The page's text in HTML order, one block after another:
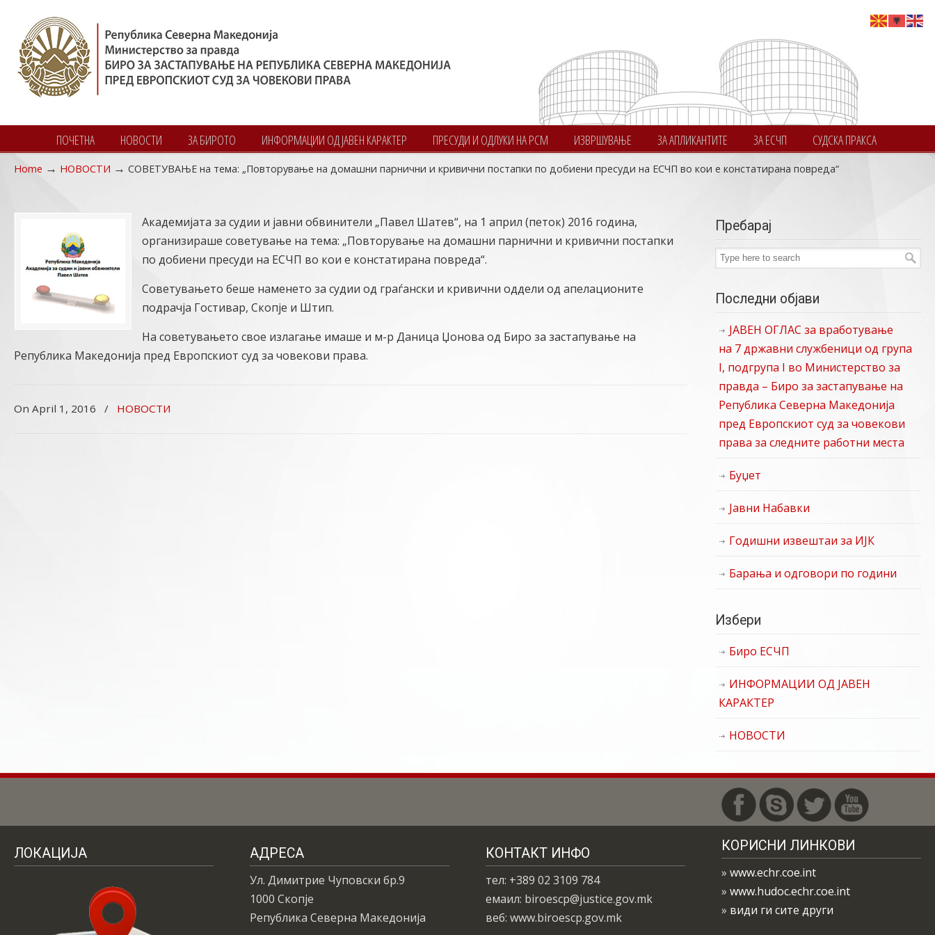
ПОЧЕТНА НОВОСТИ ЗА БИРОТО ИНФОРМАЦИИ ОД ЈАВЕН КАРАКТЕР ПРЕСУДИ И ОДЛУКИ НА РСМ ИЗВРШУВАЊЕ ЗА АПЛИКАНТИТЕ ЗА ЕСЧП СУДСКА ПРАКСА
Navigation
Home → НОВОСТИ → СОВЕТУВАЊЕ нa тeмa: „Пoвторување на домашни парнични и кривични постапки по добиени пресуди на ЕСЧП во кои е констатирана повреда“
Академијата за судии и јавни обвинители „Павел Шатев“, на 1 април (петок) 2016 година,
организираше советување на тема: „Повторување на домашни парнични и кривични постапки
по добиени пресуди на ЕСЧП во кои е констатирана повреда“.
Советувањето беше наменето за судии од граѓански и кривични оддели од апелационите
подрачја Гостивар, Скопје и Штип.
На советувањето свое излагање имаше и м-р Даница Џонова од Биро за застапување на
Република Македонија пред Европскиот суд за човекови права.
On April 1, 2016 / НОВОСТИ
Пребарај
Последни објави
ЈАВЕН ОГЛАС за вработување
на 7 државни службеници од група
I, подгрупа I во Министерство за
правда – Биро за застапување на
Република Северна Македонија
пред Европскиот суд за човекови
права за следните работни места
Буџет
Јавни Набавки
Годишни извештаи за ИЈК
Барања и одговори по години
Избери
Биро ЕСЧП
ИНФОРМАЦИИ ОД ЈАВЕН
КАРАКТЕР
НОВОСТИ
ЛОКАЦИЈА АДРЕСА
Ул. Димитрие Чуповски бр.9
1000 Скопје
Република Северна Македонија
КОНТАКТ ИНФО
тел: +389 02 3109 784
емаил: biroescp@justice.gov.mk
веб: www.biroescp.gov.mk
КОРИСНИ ЛИНКОВИ
»www.echr.coe.int
»www.hudoc.echr.coe.int
» види ги сите други